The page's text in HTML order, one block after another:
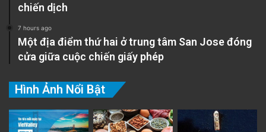
chiến dịch
7 hours ago
Một địa điểm thứ hai ở trung tâm San Jose đóng
cửa giữa cuộc chiến giấy phép
Hình Ảnh Nổi Bật